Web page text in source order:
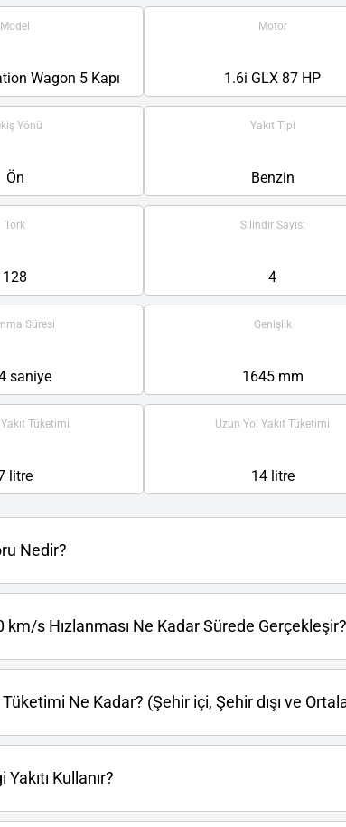
Model
Wagon 5 Kapı
Motor
1.6i GLX 87 HP
Yönü
Ön
Yakıt Tipi
Benzin
Tork
128
Silindir Sayısı
4
Süresi
saniye
Genişlik
1645 mm
Tüketimi
litre
Uzun Yol Yakıt Tüketimi
14 litre
Nedir?
s Hızlanması Ne Kadar Sürede Gerçekleşir?
Ne Kadar? (Şehir içi, Şehir dışı ve
Kullanır?